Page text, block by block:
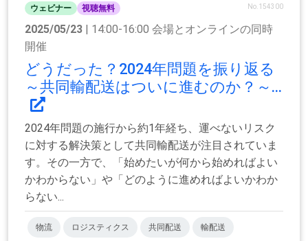
ウェビナー 視聴無料 No.154300
2025/05/23 | 14:00-16:00 会場とオンラインの同時
開催
どうだった？2024年問題を振り返る
～共同輸配送はついに進むのか？～...
2024年問題の施行から約1年経ち、運べないリスク
に対する解決策として共同輸配送が注目されていま
す。その一方で、「始めたいが何から始めればよい
かわからない」や「どのように進めればよいかわか
らない...
物流 ロジスティクス 共同配送 輸配送